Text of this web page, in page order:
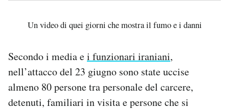
Un video di quei giorni che mostra il fumo e i danni
Secondo i media ei funzionari iraniani,
nell’attacco del 23 giugno sono state uccise
almeno 80 persone tra personale del carcere,
detenuti, familiari in visita e persone che si